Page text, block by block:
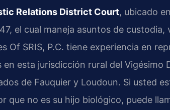
Relations District Court, ubicado
el cual maneja asuntos de
Of SRIS, P.C. tiene experiencia en
esta jurisdicción rural del Vigésimo
de Fauquier y Loudoun. Si usted
que no es su hijo biológico, puede